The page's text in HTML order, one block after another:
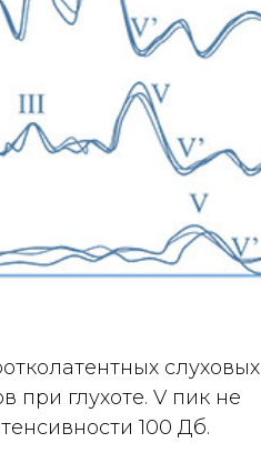
слуховых
при глухоте. V пик не
100 Дб.